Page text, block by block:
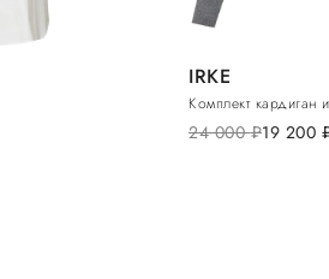
IRKE
Комплект кардиган
24 000руб.19 200